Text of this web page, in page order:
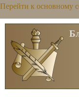
Перейти к основному